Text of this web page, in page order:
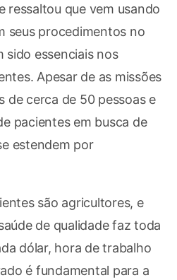
ressaltou que vem usando
seus procedimentos no
sido essenciais nos
Apesar de as missões
de cerca de 50 pessoas e
pacientes em busca de
estendem por
são agricultores, e
de qualidade faz toda
dólar, hora de trabalho
é fundamental para a